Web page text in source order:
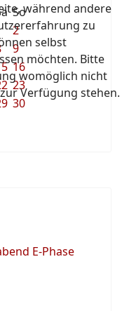
So
2
9
16
23
30
E-Phase
während andere
zu
selbst
möchten. Bitte
womöglich nicht
Verfügung stehen.